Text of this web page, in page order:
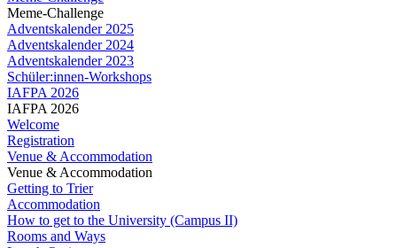
Meme-Challenge
Adventskalender 2025
Adventskalender 2024
Adventskalender 2023
Schüler:innen-Workshops
IAFPA 2026
IAFPA 2026
Welcome
Registration
Venue & Accommodation
Venue & Accommodation
Getting to Trier
Accommodation
How to get to the University (Campus II)
Rooms and Ways